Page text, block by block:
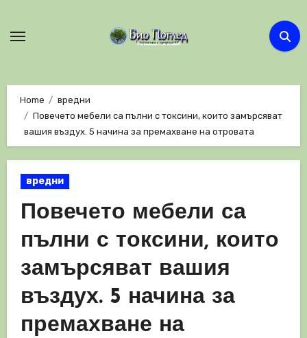
Home
вредни
Повечето мебели са пълни с токсини, които замърсяват
вашия въздух. 5 начина за премахване на отровата
вредни
Повечето мебели са
пълни с токсини, които
замърсяват вашия
въздух. 5 начина за
премахване на